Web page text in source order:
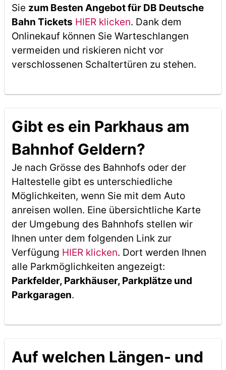
Sie zum Besten Angebot für DB Deutsche
Bahn Tickets HIER klicken. Dank dem
Onlinekauf können Sie Warteschlangen
vermeiden und riskieren nicht vor
verschlossenen Schaltertüren zu stehen.
Gibt es ein Parkhaus am
Bahnhof Geldern?
Je nach Grösse des Bahnhofs oder der
Haltestelle gibt es unterschiedliche
Möglichkeiten, wenn Sie mit dem Auto
anreisen wollen. Eine übersichtliche Karte
der Umgebung des Bahnhofs stellen wir
Ihnen unter dem folgenden Link zur
Verfügung HIER klicken. Dort werden Ihnen
alle Parkmöglichkeiten angezeigt:
Parkfelder, Parkhäuser, Parkplätze und
Parkgaragen.
Auf welchen Längen- und